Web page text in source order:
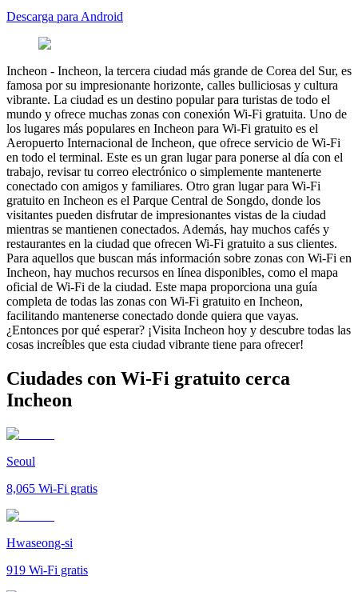
Descarga para Android
Incheon - Incheon, la tercera ciudad más grande de Corea del Sur, es
famosa por su impresionante horizonte, calles bulliciosas y cultura
vibrante. La ciudad es un destino popular para turistas de todo el
mundo y ofrece muchas zonas con conexión Wi-Fi gratuita. Uno de
los lugares más populares en Incheon para Wi-Fi gratuito es el
Aeropuerto Internacional de Incheon, que ofrece servicio de Wi-Fi
en todo el terminal. Este es un gran lugar para ponerse al día con el
trabajo, revisar tu correo electrónico o simplemente mantenerte
conectado con amigos y familiares. Otro gran lugar para Wi-Fi
gratuito en Incheon es el Parque Central de Songdo, donde los
visitantes pueden disfrutar de impresionantes vistas de la ciudad
mientras se mantienen conectados. Además, hay muchos cafés y
restaurantes en la ciudad que ofrecen Wi-Fi gratuito a sus clientes.
Para aquellos que buscan más información sobre zonas con Wi-Fi en
Incheon, hay muchos recursos en línea disponibles, como el mapa
oficial de Wi-Fi de la ciudad. Este mapa proporciona una guía
completa de todas las zonas con Wi-Fi gratuito en Incheon,
facilitando mantenerse conectado donde quiera que vayas.
¿Entonces por qué esperar? ¡Visita Incheon hoy y descubre todas las
cosas increíbles que esta ciudad vibrante tiene para ofrecer!
Ciudades con Wi-Fi gratuito cerca
Incheon
Seoul
8,065 Wi-Fi gratis
Hwaseong-si
919 Wi-Fi gratis